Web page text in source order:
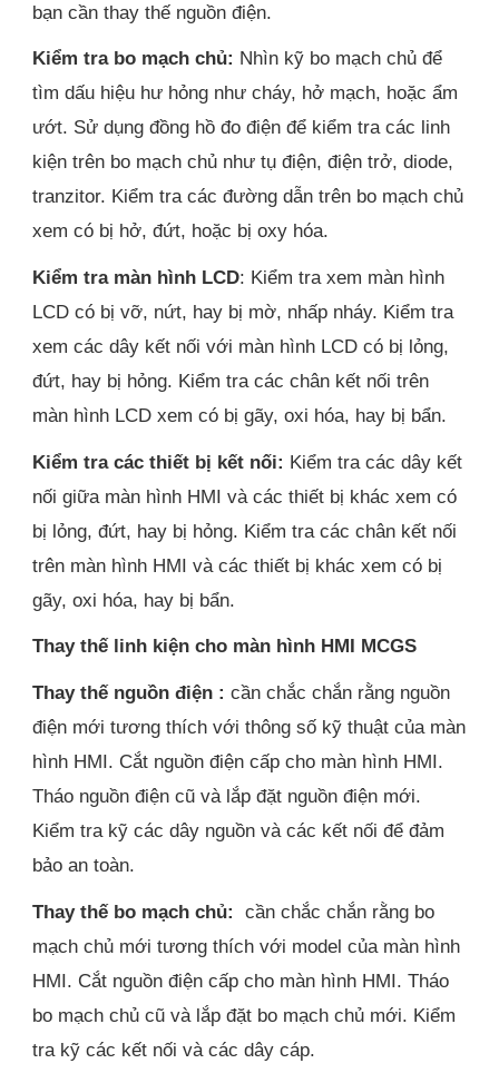
bạn cần thay thế nguồn điện.
Kiểm tra bo mạch chủ: Nhìn kỹ bo mạch chủ để
tìm dấu hiệu hư hỏng như cháy, hở mạch, hoặc ẩm
ướt. Sử dụng đồng hồ đo điện để kiểm tra các linh
kiện trên bo mạch chủ như tụ điện, điện trở, diode,
tranzitor. Kiểm tra các đường dẫn trên bo mạch chủ
xem có bị hở, đứt, hoặc bị oxy hóa.
Kiểm tra màn hình LCD: Kiểm tra xem màn hình
LCD có bị vỡ, nứt, hay bị mờ, nhấp nháy. Kiểm tra
xem các dây kết nối với màn hình LCD có bị lỏng,
đứt, hay bị hỏng. Kiểm tra các chân kết nối trên
màn hình LCD xem có bị gãy, oxi hóa, hay bị bẩn.
Kiểm tra các thiết bị kết nối: Kiểm tra các dây kết
nối giữa màn hình HMI và các thiết bị khác xem có
bị lỏng, đứt, hay bị hỏng. Kiểm tra các chân kết nối
trên màn hình HMI và các thiết bị khác xem có bị
gãy, oxi hóa, hay bị bẩn.
Thay thế linh kiện cho màn hình HMI MCGS
Thay thế nguồn điện : cần chắc chắn rằng nguồn
điện mới tương thích với thông số kỹ thuật của màn
hình HMI. Cắt nguồn điện cấp cho màn hình HMI.
Tháo nguồn điện cũ và lắp đặt nguồn điện mới.
Kiểm tra kỹ các dây nguồn và các kết nối để đảm
bảo an toàn.
Thay thế bo mạch chủ: cần chắc chắn rằng bo
mạch chủ mới tương thích với model của màn hình
HMI. Cắt nguồn điện cấp cho màn hình HMI. Tháo
bo mạch chủ cũ và lắp đặt bo mạch chủ mới. Kiểm
tra kỹ các kết nối và các dây cáp.